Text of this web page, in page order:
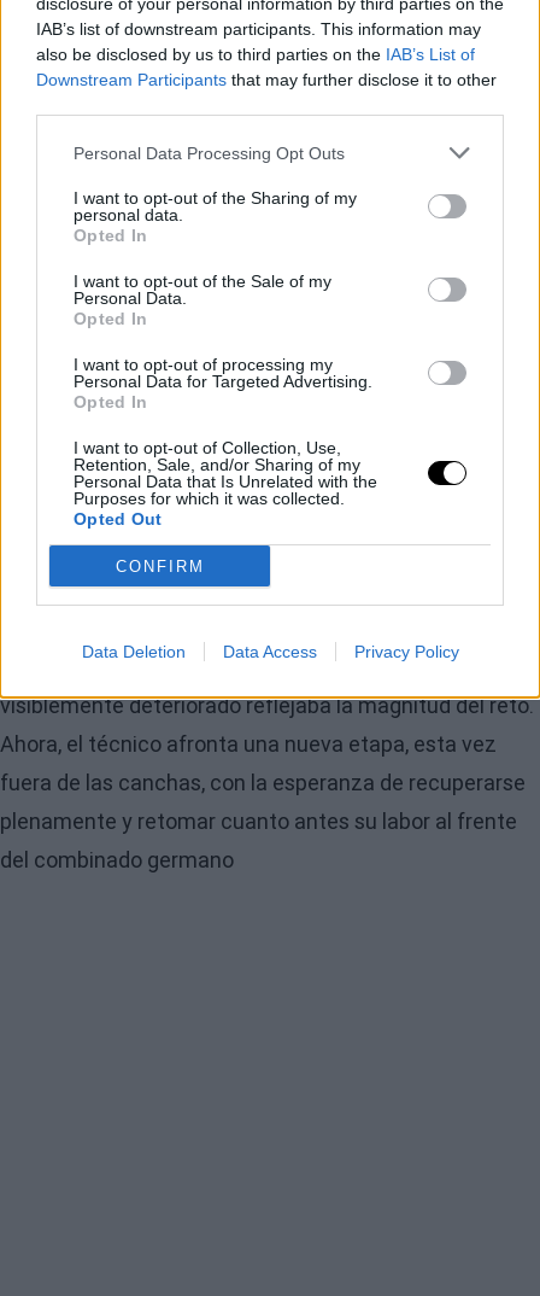
IAB’s list of downstream participants. This information may
also be disclosed by us to third parties on the IAB’s List of
Downstream Participants that may further disclose it to other
Personal Data Processing Opt Outs
I want to opt-out of the Sharing of my
personal data.
Opted In
I want to opt-out of the Sale of my
Personal Data.
Opted In
I want to opt-out of processing my
Personal Data for Targeted Advertising.
Opted In
I want to opt-out of Collection, Use,
Retention, Sale, and/or Sharing of my
Personal Data that Is Unrelated with the
Purposes for which it was collected.
Opted Out
CONFIRM
Data Deletion Data Access Privacy Policy
El objetivo inicial es controlar de manera definitiva la
enfermedad y estabilizar su estado. Si la evolución es
laparoscopia para extirparle la vesícula, un paso
complicaciones futuras.
El calvario de
Mumbrú
Mientras tanto, el contraste resulta evidente: Alemania
celebra un éxito histórico, pero su seleccionador centra
todas sus energías en superar un problema de salud
que lo ha puesto a prueba más allá de lo deportivo. El
por acompañar a sus jugadores, aunque su aspecto
visiblemente deteriorado reflejaba la magnitud del reto.
Ahora, el técnico afronta una nueva etapa, esta vez
fuera de las canchas, con la esperanza de recuperarse
plenamente y retomar cuanto antes su labor al frente
del combinado germano